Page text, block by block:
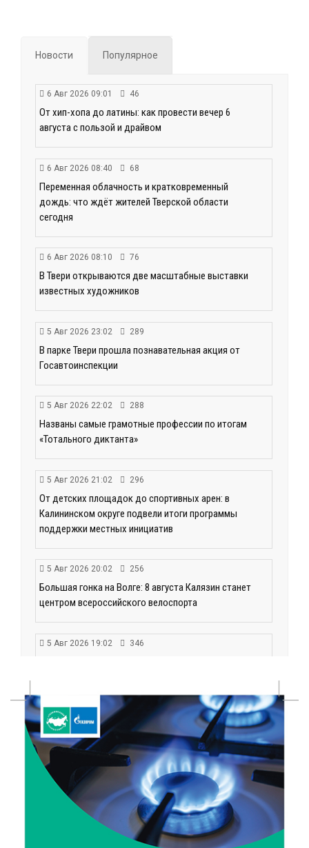
Новости Популярное
6 Авг 2026 09:01 46
От хип-хопа до латины: как провести вечер 6
августа с пользой и драйвом
6 Авг 2026 08:40 68
Переменная облачность и кратковременный
дождь: что ждёт жителей Тверской области
сегодня
6 Авг 2026 08:10 76
В Твери открываются две масштабные выставки
известных художников
5 Авг 2026 23:02 289
В парке Твери прошла познавательная акция от
Госавтоинспекции
5 Авг 2026 22:02 288
Названы самые грамотные профессии по итогам
«Тотального диктанта»
5 Авг 2026 21:02 296
От детских площадок до спортивных арен: в
Калининском округе подвели итоги программы
поддержки местных инициатив
5 Авг 2026 20:02 256
Большая гонка на Волге: 8 августа Калязин станет
центром всероссийского велоспорта
5 Авг 2026 19:02 346
фестиваль
5 Авг 2026 18:42 257
Виталий Королев: 58 пространств благоустроят в
Верхневолжье
5 Авг 2026 18:07 310
От Святого Августина до кислотных рейвов:
необычная лекция об истории танцевальной